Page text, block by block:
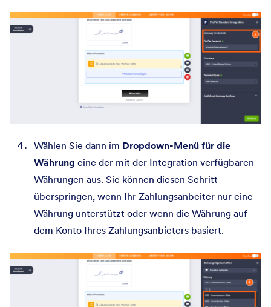
Wählen Sie dann im Dropdown-Menü für die
Währung eine der mit der Integration verfügbaren
Währungen aus. Sie können diesen Schritt
überspringen, wenn Ihr Zahlungsanbeiter nur eine
Währung unterstützt oder wenn die Währung auf
dem Konto Ihres Zahlungsanbieters basiert.